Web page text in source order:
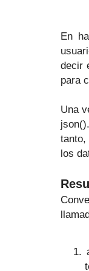
En
decir
para
Una
los